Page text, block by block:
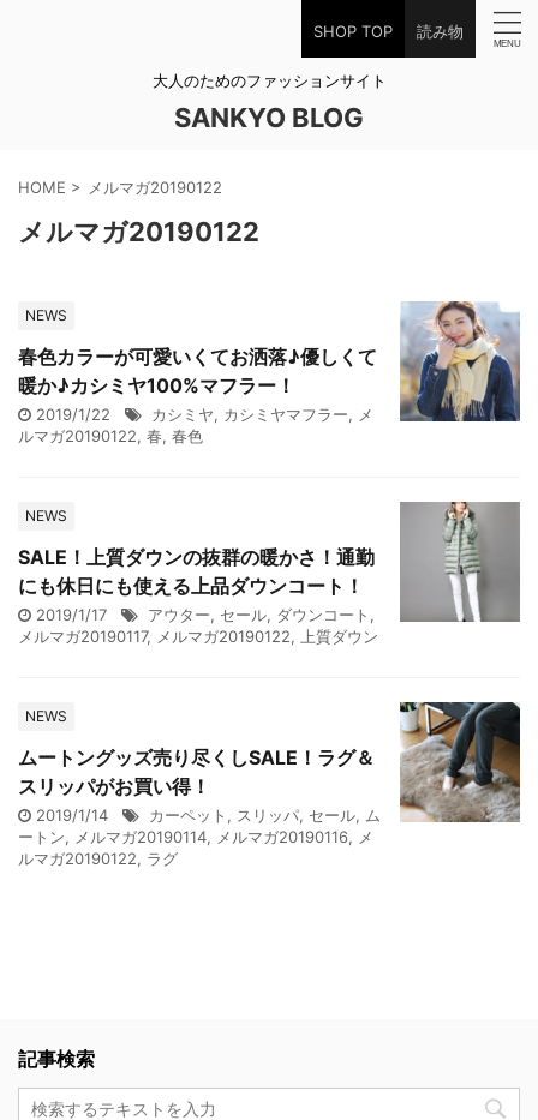
SHOP TOP 読み物
大人のためのファッションサイト
SANKYO BLOG
HOME > メルマガ20190122
メルマガ20190122
NEWS
春色カラーが可愛いくてお洒落♪優しくて
暖か♪カシミヤ100%マフラー！
2019/1/22 カシミヤ, カシミヤマフラー, メ
ルマガ20190122, 春, 春色
NEWS
SALE！上質ダウンの抜群の暖かさ！通勤
にも休日にも使える上品ダウンコート！
2019/1/17 アウター, セール, ダウンコート ,
メルマガ20190117, メルマガ20190122, 上質ダウン
NEWS
ムートングッズ売り尽くしSALE！ラグ＆
スリッパがお買い得！
2019/1/14 カーペット , スリッパ, セール, ム
ートン, メルマガ20190114, メルマガ20190116, メ
ルマガ20190122, ラグ
記事検索